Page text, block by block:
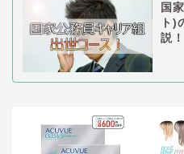
国
ト)
説！